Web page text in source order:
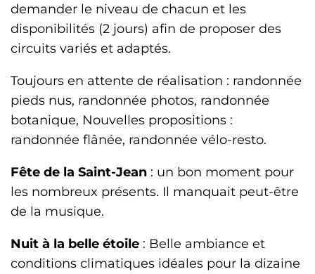
demander le niveau de chacun et les
disponibilités (2 jours) afin de proposer des
circuits variés et adaptés.
Toujours en attente de réalisation : randonnée
pieds nus, randonnée photos, randonnée
botanique, Nouvelles propositions :
randonnée flânée, randonnée vélo-resto.
Fête de la Saint-Jean : un bon moment pour
les nombreux présents. Il manquait peut-être
de la musique.
Nuit à la belle étoile : Belle ambiance et
conditions climatiques idéales pour la dizaine